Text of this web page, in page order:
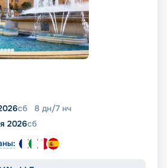
сб 8 дн/7 нч
2026сб